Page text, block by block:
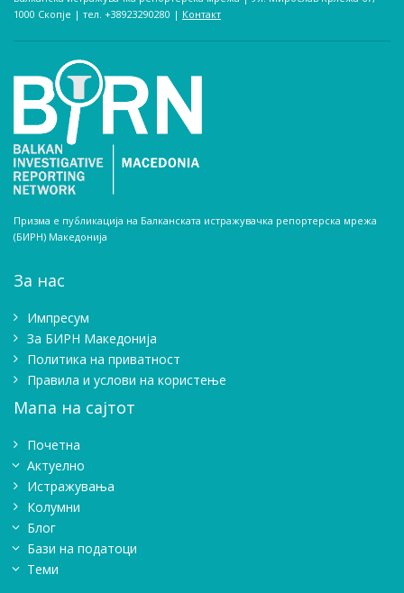
1000 Скопје | тел. +38923290280­ | Контакт
Призма е публикација на Балканската истражувачка репортерска мрежа
(БИРН) Македонија
За нас
Импресум
Зa БИРН Македонија
Политика на приватност
Правила и услови на користење
Мапа на сајтот
Почетна
Актуелно
Истражувањa
Колумни
Блог
Бази на податоци
Теми